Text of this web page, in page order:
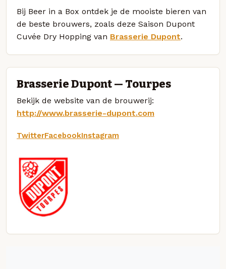
Bij Beer in a Box ontdek je de mooiste bieren van
de beste brouwers, zoals deze Saison Dupont
Cuvée Dry Hopping van Brasserie Dupont.
Brasserie Dupont — Tourpes
Bekijk de website van de brouwerij:
http://www.brasserie-dupont.com
TwitterFacebookInstagram